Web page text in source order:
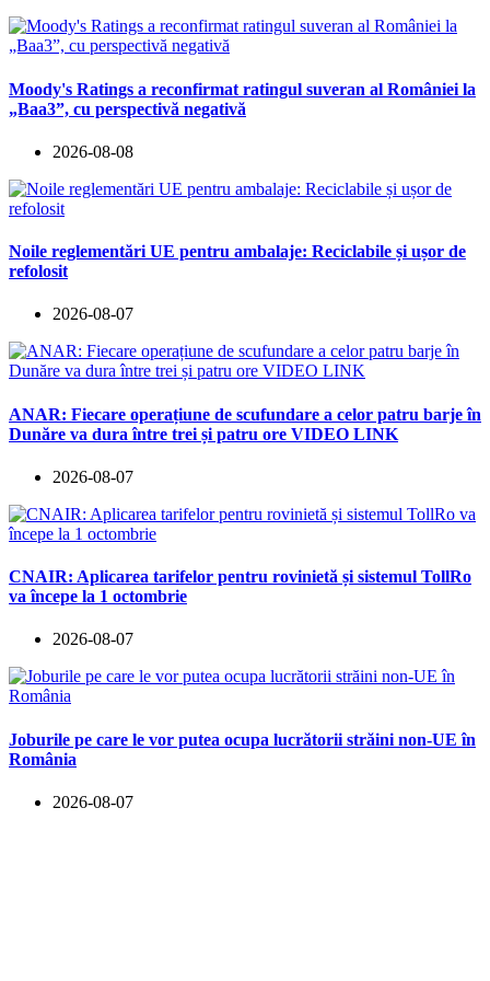
Moody's Ratings a reconfirmat ratingul suveran al României la
„Baa3”, cu perspectivă negativă
2026-08-08
Noile reglementări UE pentru ambalaje: Reciclabile și ușor de
refolosit
2026-08-07
ANAR: Fiecare operațiune de scufundare a celor patru barje în
Dunăre va dura între trei și patru ore VIDEO LINK
2026-08-07
CNAIR: Aplicarea tarifelor pentru rovinietă și sistemul TollRo
va începe la 1 octombrie
2026-08-07
Joburile pe care le vor putea ocupa lucrătorii străini non-UE în
România
2026-08-07